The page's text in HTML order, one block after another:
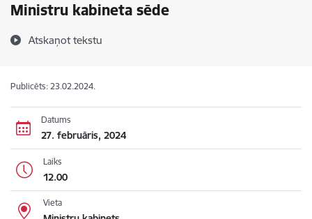
Ministru kabineta sēde
Atskaņot tekstu
Publicēts: 23.02.2024.
Datums
27. februāris, 2024
Laiks
12.00
Vieta